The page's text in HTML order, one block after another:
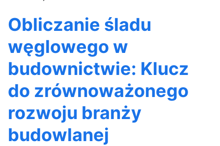
Obliczanie śladu
węglowego w
budownictwie: Klucz
do zrównoważonego
rozwoju branży
budowlanej